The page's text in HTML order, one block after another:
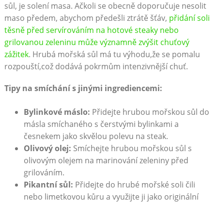
sůl, je solení masa. Ačkoli⁣ se obecně doporučuje nesolit
maso​ předem, abychom předešli ztrátě šťáv, přidání soli
těsně před servírováním na hotové steaky nebo
grilovanou zeleninu může významně zvýšit chuťový
zážitek. Hrubá mořská sůl má ⁢tu ⁢výhodu,že se⁣ pomalu
rozpouští,což​ dodává pokrmům intenzivnější chuť.
Tipy‍ na smíchání s jinými ingrediencemi:
Bylinkové máslo: Přidejte ‍hrubou mořskou ⁢sůl do‍
másla smíchaného s čerstvými bylinkami a
česnekem jako skvělou polevu na steak.
Olivový olej: Smíchejte hrubou mořskou sůl s
olivovým olejem na marinování zeleniny před
grilováním.
Pikantní ⁢sůl: Přidejte do hrubé mořské soli čili
nebo limetkovou kůru ⁣a využijte ji jako originální